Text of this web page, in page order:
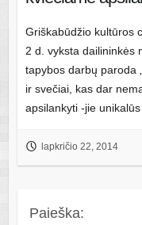
Griškabūdžio kultūros
2 d. vyksta dailininkės
tapybos darbų paroda
ir svečiai, kas dar
apsilankyti -jie
lapkričio 22, 2014
Paieška: